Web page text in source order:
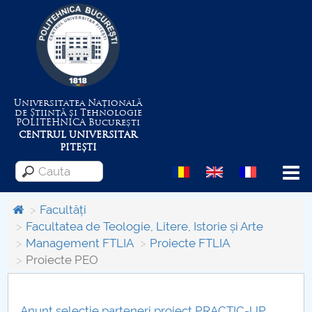
Universitatea Națională
de Știință și Tehnologie
POLITEHNICABucurești
CENTRUL UNIVERSITAR
PITEȘTI
Menu
Despre Universitate
Centrul de Management al Proiectelor
Facultăți
Facultatea de Teologie, Litere, Istorie și Arte
Management FTLIA
Proiecte FTLIA
Proiecte PEO